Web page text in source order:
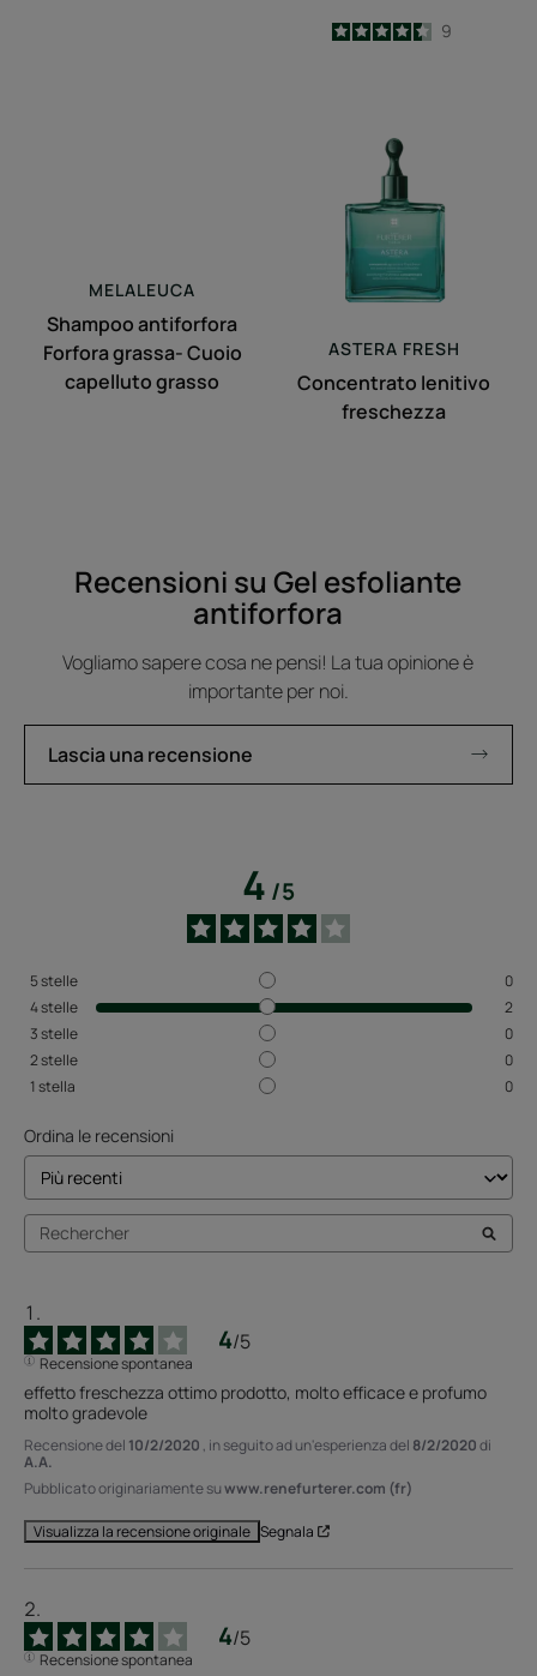
4.4
/
5
9
MELALEUCA
Shampoo antiforfora
Forfora grassa- Cuoio
capelluto grasso
freschezza
ASTERA FRESH
Concentrato lenitivo
freschezza
Recensioni su Gel esfoliante
antiforfora
Vogliamo sapere cosa ne pensi! La tua opinione è
importante per noi.
Lascia una recensione
4/5
5stelle
0
4stelle
2
3stelle
0
2stelle
0
1stella 0
Ordina le recensioni
4/5
Recensione spontanea
effetto freschezza ottimo prodotto, molto efficace e profumo
molto gradevole
Recensione del 10/2/2020 , in seguito ad un'esperienza del 8/2/2020di
A.A.
Pubblicato originariamente suwww.renefurterer.com (fr)
Visualizza la recensione originale Segnala
4/5
Recensione spontanea